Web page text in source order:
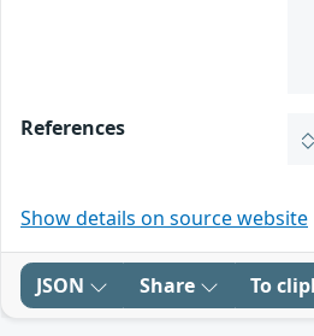
References
Show details on source website
JSON Share To